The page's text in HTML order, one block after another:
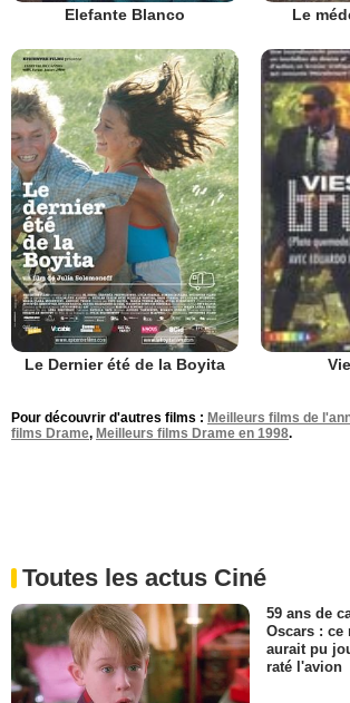
Elefante Blanco Le
Le Dernier été de la Boyita
Pour découvrir d'autres films : Meilleurs films de
films Drame, Meilleurs films Drame en 1998.
Toutes les actus Ciné
59 ans de
Oscars : ce
aurait pu
raté l'avion